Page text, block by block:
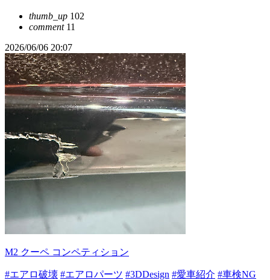
thumb_up 102
comment11
2026/06/06 20:07
M2 クーペ コンペティション
#エアロ破壊 #エアロパーツ #3DDesign #愛車紹介 #車検NG